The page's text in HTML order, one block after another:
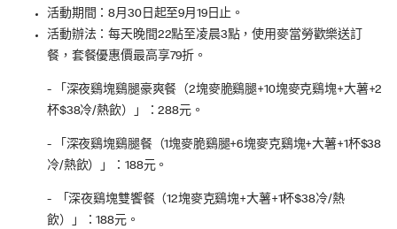
活動期間：8月30日起至9月19日止。
活動辦法：每天晚間22點至凌晨3點，使用麥當勞歡樂送訂
餐，套餐優惠價最高享79折。
- 「深夜鷄塊鷄腿豪爽餐（2塊麥脆鷄腿+10塊麥克鷄塊+大薯+2
杯$38冷/熱飲）」：288元。
- 「深夜鷄塊鷄腿餐（1塊麥脆鷄腿+6塊麥克鷄塊+大薯+1杯$38
冷/熱飲）」：188元。
- 「深夜鷄塊雙饗餐（12塊麥克鷄塊+大薯+1杯$38冷/熱
飲）」：188元。